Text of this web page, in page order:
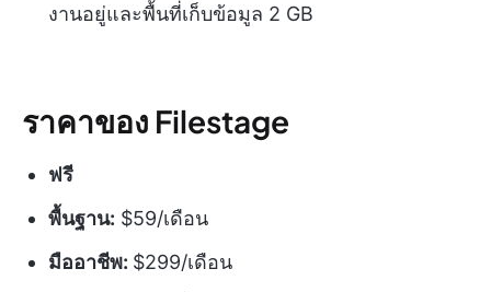
งานอยู่และพื้นที่เก็บข้อมูล 2 GB
ราคาของ Filestage
ฟรี
พื้นฐาน: $59/เดือน
มืออาชีพ: $299/เดือน